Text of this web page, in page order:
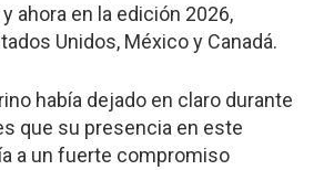
ahora en la edición 2026,
Unidos, México y Canadá.
había dejado en claro durante
que su presencia en este
a un fuerte compromiso